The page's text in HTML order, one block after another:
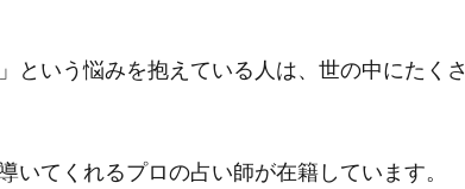
という悩みを抱えている人は、世の中にたくさ
てくれるプロの占い師が在籍しています。